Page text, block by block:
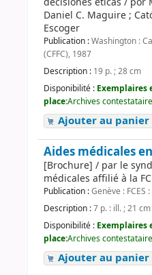
Daniel C. Maguire ;
Escoger
Publication :Washington :
(CFFC), 1987
Description : 19 p. ; 28 cm
Disponibilité : Exemplaires
place:Archives
Ajouter au panier
Aides médicales
[Brochure] / par le
médicales affilié à la
Publication :Genève : FCES
Description :7 p. : ill. ; 21 cm
Disponibilité : Exemplaires
place:Archives
Ajouter au panier